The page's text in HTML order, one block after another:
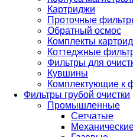
Картриджи
Проточные
Обратный осмос
Комплекты
Коттеджные
Фильтры для
Кувшины
Комплектующие к
Фильтры грубой очистки
Промышленные
Сетчатые